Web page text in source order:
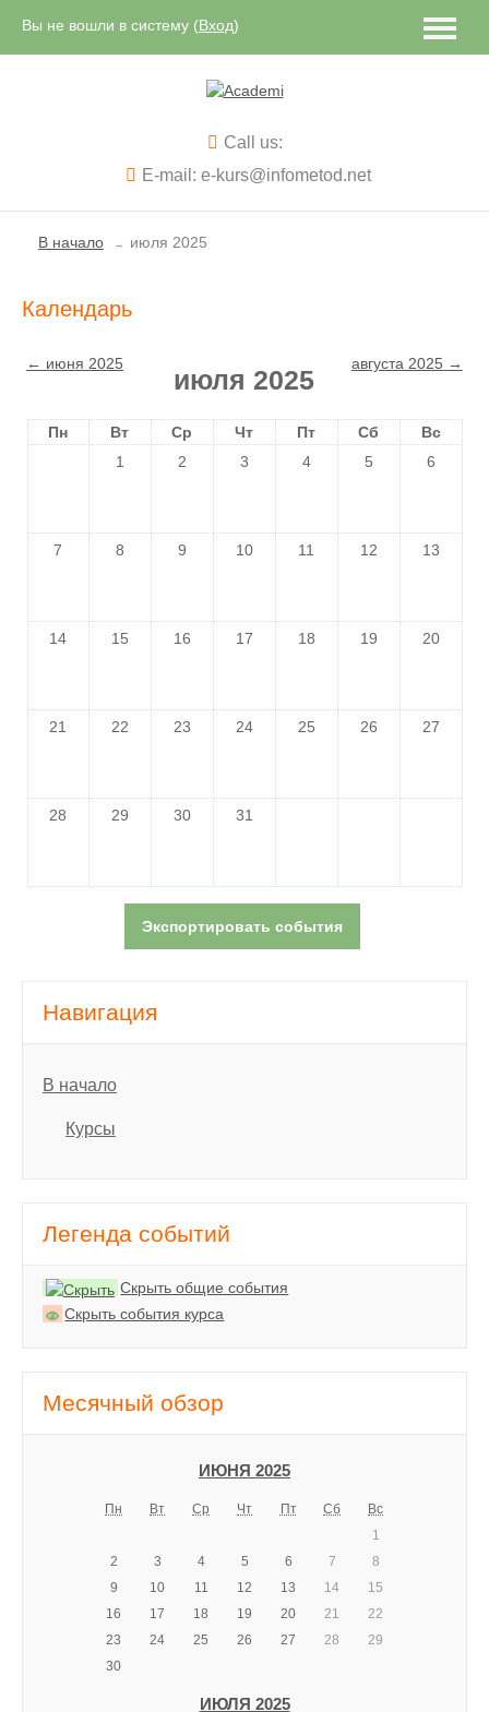
Вы не вошли в систему (Вход)
Call us:
E-mail: e-kurs@infometod.net
В начало → июля 2025
Календарь
← июня 2025
июля 2025
августа 2025 →
Пн Вт Ср Чт Пт Сб
Вс
1
2 3 4 5 6
7 8 9 10 11 12 13
14 15 16 17 18 19 20
21 22 23 24 25 26 27
28 29 30 31
Навигация
В начало
Курсы
Легенда событий
Скрыть общие события
Скрыть события курса
Месячный обзор
ИЮНЯ 2025
Пн Вт Ср Чт Пт Сб
Вс
1
2
3 4 5 6 7
8
9
10 11 12 13 14
15
16
17 18 19 20 21
22
23
24 25 26 27 28
29
30
ИЮЛЯ 2025